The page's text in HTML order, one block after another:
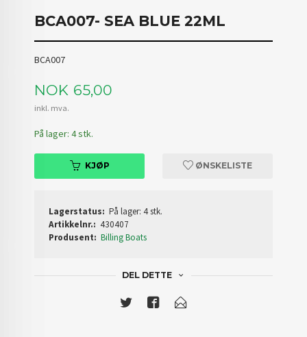
BCA007- SEA BLUE 22ML
BCA007
Pris
NOK 65,00
inkl. mva.
På lager: 4 stk.
KJØP ØNSKELISTE
Lagerstatus: På lager: 4 stk.
Artikkelnr.: 430407
Produsent: Billing Boats
DEL DETTE